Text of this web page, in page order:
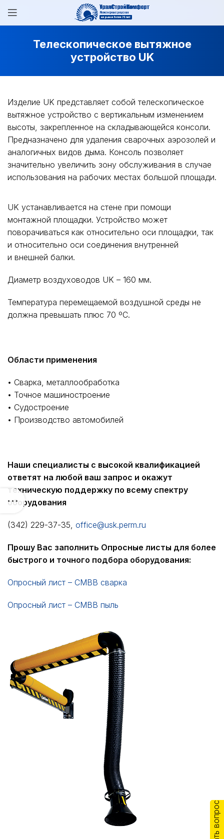
Телескопическое вытяжное
устройство UK
Изделие UK представляет собой телескопическое
вытяжное устройство с вертикальным изменением
высоты, закрепленное на складывающейся консоли.
Предназначено для удаления сварочных аэрозолей и
аналогичных видов дыма. Консоль позволяет
значительно увеличить зону обслуживания в случае
использования на рабочих местах большой площади.
UK устанавливается на стене при помощи
монтажной площадки. Устройство может
поворачиваться как относительно оси площадки, так
и относительно оси соединения внутренней
и внешней балки.
Диаметр воздуховодов UK – 160 мм.
Температура перемещаемой воздушной среды не
должна превышать плюс 70 ºС.
Области применения
• Сварка, металлообработка
• Точное машиностроение
• Судостроение
• Производство автомобилей
Наши специалисты с высокой квалификацией
ответят на любой ваш запрос и окажут
техническую поддержку по всему спектру
оборудования
(342) 229-37-35, office@usk.perm.ru
Прошу Вас заполнить Опросные листы для более
быстрого и точного подбора оборудования:
Опросный лист – СМВВ сварка
Опросный лист – СМВВ пыль